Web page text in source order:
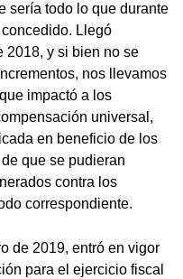
sería todo lo que durante
Llegó
2018, y si bien no se
nos llevamos
impactó a los
universal,
en beneficio de los
que se pudieran
contra los
correspondiente.
de 2019, entró en vigor
para el ejercicio fiscal